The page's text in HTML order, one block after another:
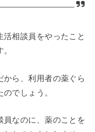
活相談員をやったこと
から、利用者の薬ぐら
でしょう。
員なのに、薬のことを